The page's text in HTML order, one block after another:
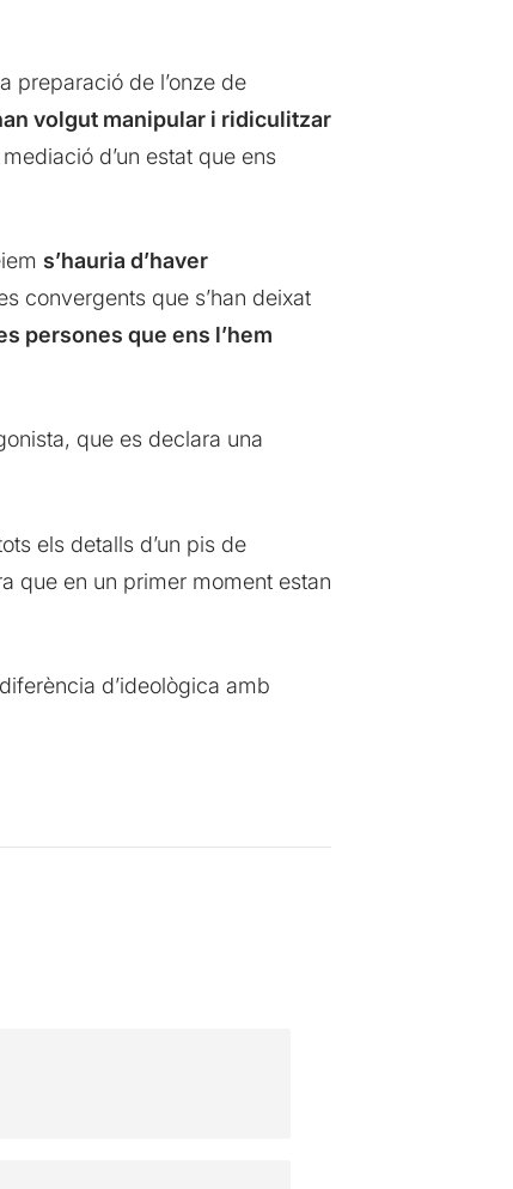
preparació de l’onze de
volgut manipular i ridiculitzar
d’un estat que ens
s’hauria d’haver
convergents que s’han deixat
persones que ens l’hem
que es declara una
els detalls d’un pis de
que en un primer moment estan
d’ideològica amb